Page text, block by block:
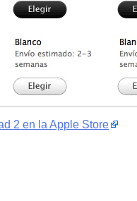
2 en la Apple Store